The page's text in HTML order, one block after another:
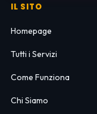
IL SITO
Homepage
Tutti i Servizi
Come Funziona
Chi Siamo